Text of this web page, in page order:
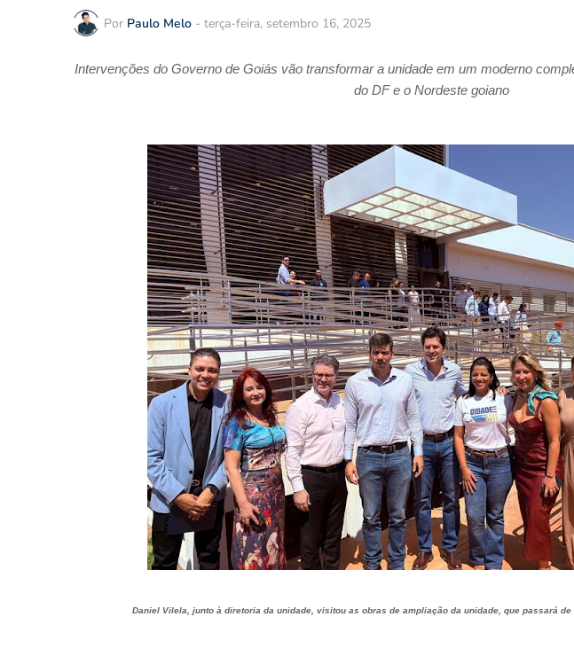
Por Paulo Melo - terça-feira, setembro 16, 2025
Intervenções do Governo de Goiás vão transformar a unidade em um moderno
do DF e o Nordeste goiano
Daniel Vilela, junto à diretoria da unidade, visitou as obras de ampliação da unidade, que passará de